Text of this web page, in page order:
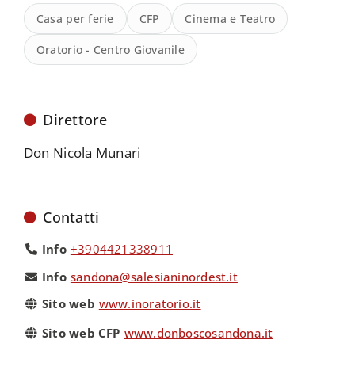
Casa per ferie CFP Cinema e Teatro
Oratorio - Centro Giovanile
Direttore
Don Nicola Munari
Contatti
Info +3904421338911
Info sandona@salesianinordest.it
Sito web www.inoratorio.it
Sito web CFP www.donboscosandona.it